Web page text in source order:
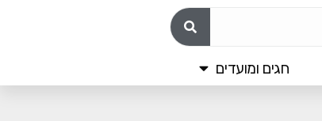
חגים ומועדים